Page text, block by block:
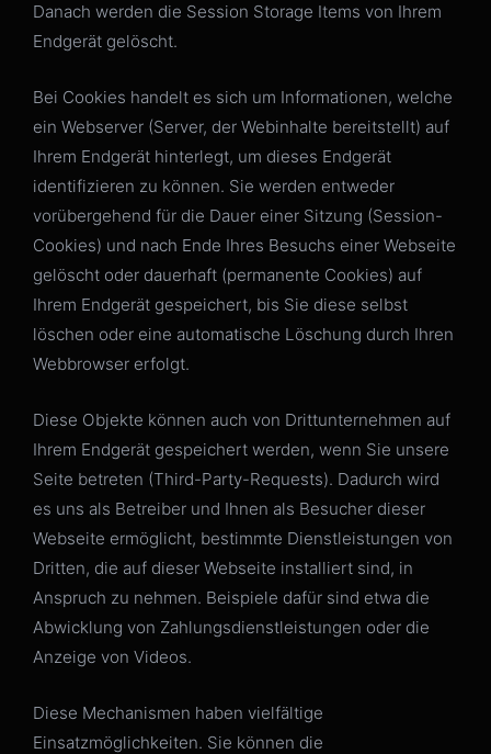
Danach werden die Session Storage Items von Ihrem
Endgerät gelöscht.
Bei Cookies handelt es sich um Informationen, welche
ein Webserver (Server, der Webinhalte bereitstellt) auf
Ihrem Endgerät hinterlegt, um dieses Endgerät
identifizieren zu können. Sie werden entweder
vorübergehend für die Dauer einer Sitzung (Session-
Cookies) und nach Ende Ihres Besuchs einer Webseite
gelöscht oder dauerhaft (permanente Cookies) auf
Ihrem Endgerät gespeichert, bis Sie diese selbst
löschen oder eine automatische Löschung durch Ihren
Webbrowser erfolgt.
Diese Objekte können auch von Drittunternehmen auf
Ihrem Endgerät gespeichert werden, wenn Sie unsere
Seite betreten (Third-Party-Requests). Dadurch wird
es uns als Betreiber und Ihnen als Besucher dieser
Webseite ermöglicht, bestimmte Dienstleistungen von
Dritten, die auf dieser Webseite installiert sind, in
Anspruch zu nehmen. Beispiele dafür sind etwa die
Abwicklung von Zahlungsdienstleistungen oder die
Anzeige von Videos.
Diese Mechanismen haben vielfältige
Einsatzmöglichkeiten. Sie können die